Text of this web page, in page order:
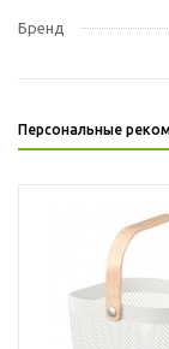
Бренд
Персональные